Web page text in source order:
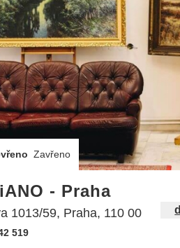
Zavřeno
- Praha
1013/59, Praha, 110 00
519